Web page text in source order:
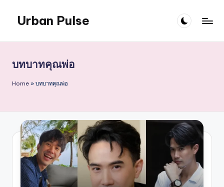
content
Urban Pulse
บทบาทคุณพ่อ
Home » บทบาทคุณพ่อ